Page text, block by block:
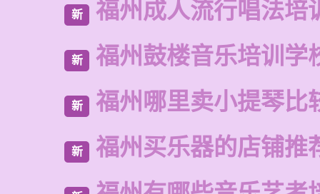
新 福州成人流行唱法培
新 福州鼓楼音乐培训学
新 福州哪里卖小提琴比
新 福州买乐器的店铺推